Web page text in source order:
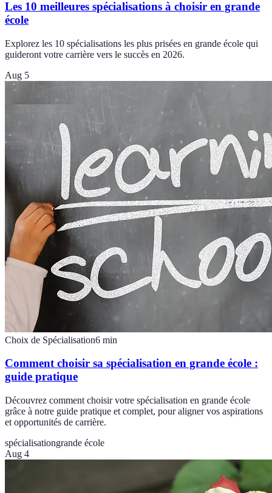
Les 10 meilleures spécialisations à choisir en grande
école
Explorez les 10 spécialisations les plus prisées en grande école qui
guideront votre carrière vers le succès en 2026.
Aug 5
Choix de Spécialisation6 min
Comment choisir sa spécialisation en grande école :
guide pratique
Découvrez comment choisir votre spécialisation en grande école
grâce à notre guide pratique et complet, pour aligner vos aspirations
et opportunités de carrière.
spécialisationgrande école
Aug 4